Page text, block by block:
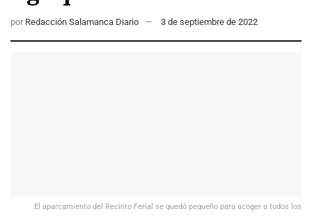
por Redacción Salamanca Diario 3 de septiembre de 2022
El aparcamiento del Recinto Ferial se quedó pequeño para acoger a todos los